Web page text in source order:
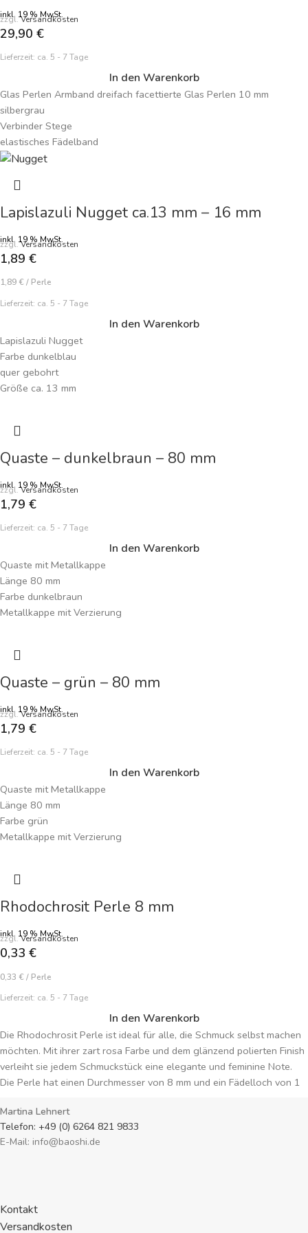
inkl. 19 % MwSt.
zzgl.Versandkosten
29,90 €
Lieferzeit: ca. 5 - 7 Tage
In den Warenkorb
Glas Perlen Armband dreifach facettierte Glas Perlen 10 mm
silbergrau
Verbinder Stege
elastisches Fädelband
Lapislazuli Nugget ca.13 mm – 16 mm
inkl. 19 % MwSt.
zzgl.Versandkosten
1,89 €
1,89 € / Perle
Lieferzeit: ca. 5 - 7 Tage
In den Warenkorb
Lapislazuli Nugget
Farbe dunkelblau
quer gebohrt
Größe ca. 13 mm
Quaste – dunkelbraun – 80 mm
inkl. 19 % MwSt.
zzgl.Versandkosten
1,79 €
Lieferzeit: ca. 5 - 7 Tage
In den Warenkorb
Quaste mit Metallkappe
Länge 80 mm
Farbe dunkelbraun
Metallkappe mit Verzierung
Quaste – grün – 80 mm
inkl. 19 % MwSt.
zzgl.Versandkosten
1,79 €
Lieferzeit: ca. 5 - 7 Tage
In den Warenkorb
Quaste mit Metallkappe
Länge 80 mm
Farbe grün
Metallkappe mit Verzierung
Rhodochrosit Perle 8 mm
inkl. 19 % MwSt.
zzgl.Versandkosten
0,33 €
0,33 € / Perle
Lieferzeit: ca. 5 - 7 Tage
In den Warenkorb
Die Rhodochrosit Perle ist ideal für alle, die Schmuck selbst machen
möchten. Mit ihrer zart rosa Farbe und dem glänzend polierten Finish
verleiht sie jedem Schmuckstück eine elegante und feminine Note.
Die Perle hat einen Durchmesser von 8 mm und ein Fädelloch von 1
Martina Lehnert
Telefon: +49 (0) 6264 821 9833
E-Mail: info@baoshi.de
Kontakt
Versandkosten